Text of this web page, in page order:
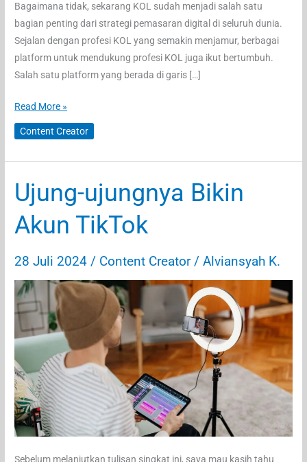
Bagaimana tidak, sekarang KOL sudah menjadi salah satu
bagian penting dari strategi pemasaran digital di seluruh dunia.
Sejalan dengan profesi KOL yang semakin menjamur, berbagai
platform untuk mendukung profesi KOL juga ikut bertumbuh.
Salah satu platform yang berada di garis […]
Platform
Marketing
AI
Indonesia,
KOL.ID
Siap
Perkembangan
KOL
di
Indonesia
Read More »
Content Creator
Ujung-ujungnya Bikin
Akun TikTok
28 Juli 2024/ Content Creator/Alviansyah K.
Sebelum melanjutkan tulisan singkat ini, saya mau kasih tahu